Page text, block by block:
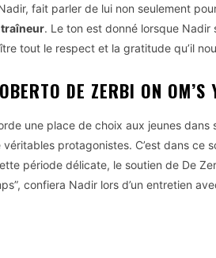
fait parler de lui non seulement
. Le ton est donné lorsque Nadir
tout le respect et la gratitude qu’il
DE ZERBI ON OM’S
une place de choix aux jeunes dans
protagonistes. C’est dans ce
période délicate, le soutien de De
confiera Nadir lors d’un entretien